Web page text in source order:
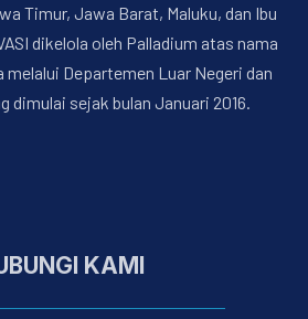
Timur, Jawa Barat, Maluku, dan Ibu
dikelola oleh Palladium atas nama
Departemen Luar Negeri dan
dimulai sejak bulan Januari 2016.
KAMI